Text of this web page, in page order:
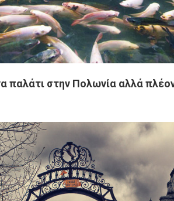
παλάτι στην Πολωνία αλλά